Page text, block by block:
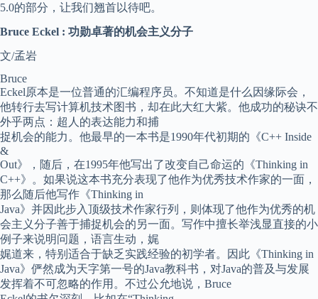
5.0的部分，让我们翘首以待吧。
Bruce Eckel : 功勋卓著的机会主义分子
文/孟岩
Bruce
Eckel原本是一位普通的汇编程序员。不知道是什么因缘际会，
他转行去写计算机技术图书，却在此大红大紫。他成功的秘诀不
外乎两点：超人的表达能力和捕
捉机会的能力。他最早的一本书是1990年代初期的《C++ Inside
&
Out》，随后，在1995年他写出了改变自己命运的《Thinking in
C++》。如果说这本书充分表现了他作为优秀技术作家的一面，
那么随后他写作《Thinking in
Java》并因此步入顶级技术作家行列，则体现了他作为优秀的机
会主义分子善于捕捉机会的另一面。写作中擅长举浅显直接的小
例子来说明问题，语言生动，娓
娓道来，特别适合于缺乏实践经验的初学者。因此《Thinking in
Java》俨然成为天字第一号的Java教科书，对Java的普及与发展
发挥着不可忽略的作用。不过公允地说，Bruce